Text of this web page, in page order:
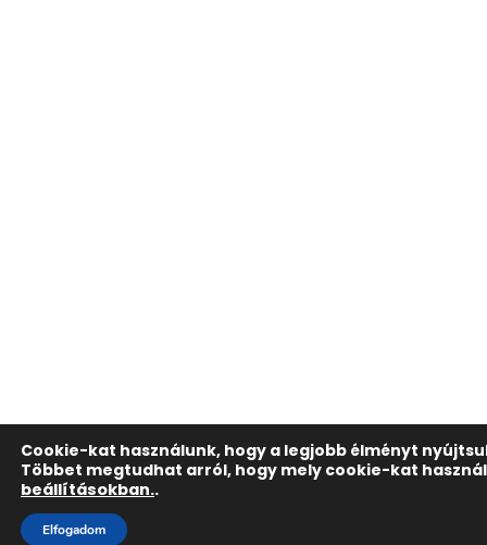
Cookie-kat használunk, hogy a legjobb élményt
Többet megtudhat arról, hogy mely cookie-kat
beállításokban..
Elfogadom